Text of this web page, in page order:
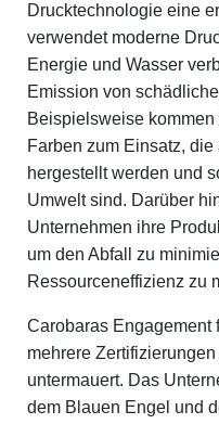
Drucktechnologie eine
verwendet moderne
Energie und Wasser
Emission von
Beispielsweise
Farben zum Einsatz,
hergestellt werden und
Umwelt sind. Darüber
Unternehmen ihre
um den Abfall zu
Ressourceneffizienz zu
Carobaras Engagement
mehrere
untermauert. Das
dem Blauen Engel und